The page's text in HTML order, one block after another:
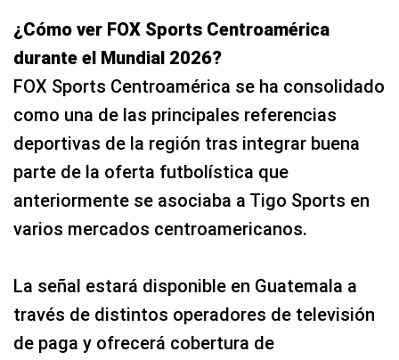
¿Cómo ver FOX Sports Centroamérica
durante el Mundial 2026?
FOX Sports Centroamérica se ha consolidado
como una de las principales referencias
deportivas de la región tras integrar buena
parte de la oferta futbolística que
anteriormente se asociaba a Tigo Sports en
varios mercados centroamericanos.
La señal estará disponible en Guatemala a
través de distintos operadores de televisión
de paga y ofrecerá cobertura de